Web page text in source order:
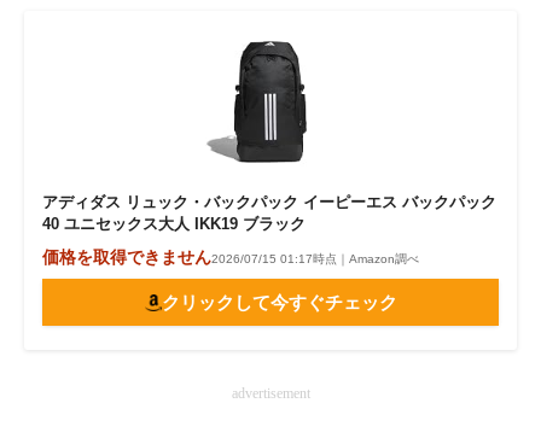
アディダス リュック・バックパック イーピーエス バックパック
40 ユニセックス大人 IKK19 ブラック
価格を取得できません2026/07/15 01:17時点｜Amazon調べ
クリックして今すぐチェック
advertisement